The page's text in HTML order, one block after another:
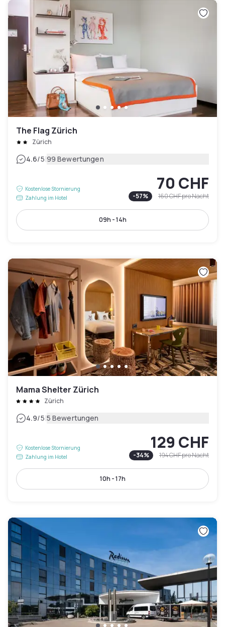
The Flag Zürich
Zürich
4.6/5|99 Bewertungen
Kostenlose Stornierung
Zahlung im Hotel
70 CHF
-57% 160 CHFpro Nacht
09h - 14h
Mama Shelter Zürich
Zürich
4.9/5|5 Bewertungen
Kostenlose Stornierung
Zahlung im Hotel
129 CHF
-34% 194 CHFpro Nacht
10h - 17h